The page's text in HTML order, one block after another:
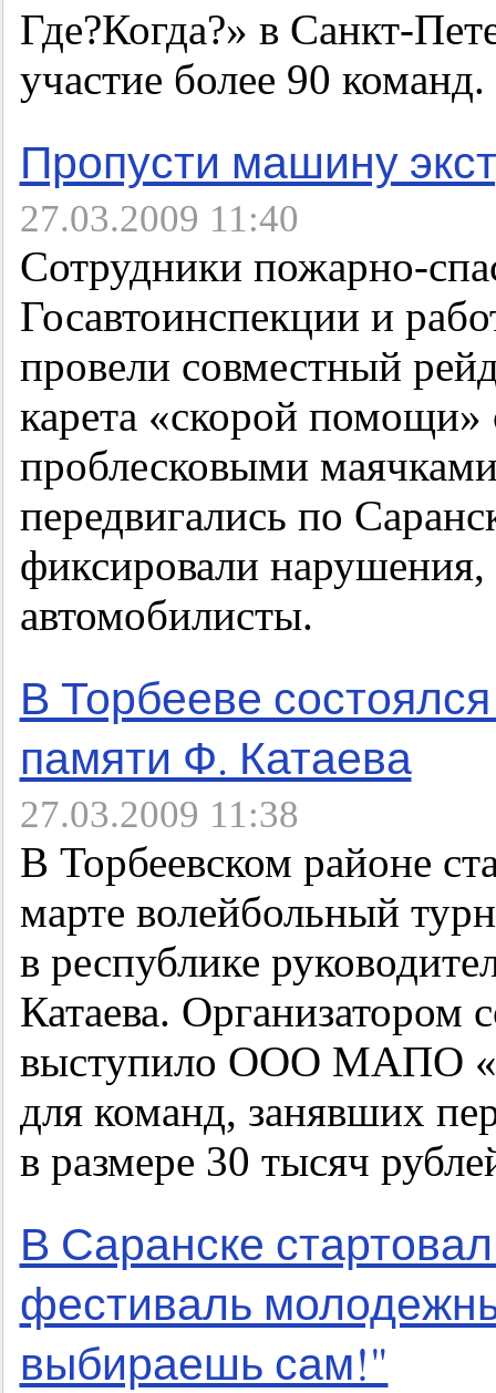
Где?Когда?» в Санкт-
участие более 90 команд.
Пропусти машину
27.03.2009 11:40
Сотрудники пожарно-
Госавтоинспекции и
провели совместный
карета «скорой
проблесковыми
передвигались по
фиксировали нарушения,
автомобилисты.
В Торбееве
памяти Ф. Катаева
27.03.2009 11:38
В Торбеевском районе
марте волейбольный
в республике
Катаева. Организатором
выступило ООО МАПО
для команд, занявших
в размере 30 тысяч
В Саранске
фестиваль
выбираешь сам!"